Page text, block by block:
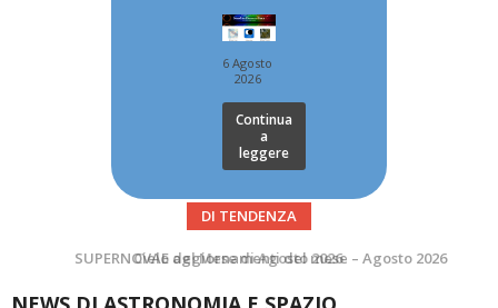
6 Agosto
2026
Continua
a
leggere
DI TENDENZA
SUPERNOVAE aggiornamenti del mese – Agosto 2026
Le Comete del mese di Agosto: LA 10P/TEMPEL AL PERIELIO